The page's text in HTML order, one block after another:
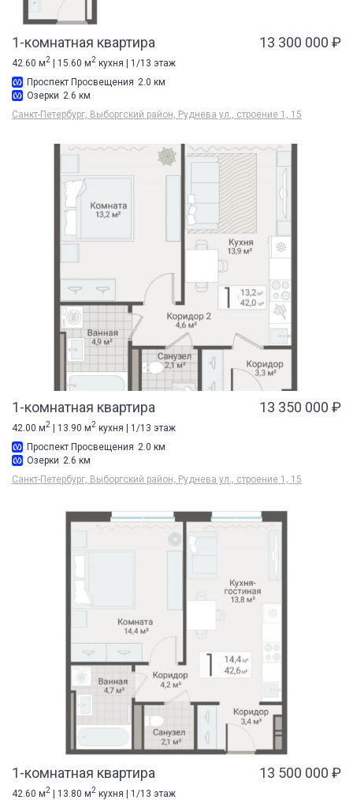
1-комнатная квартира 13 300 000 ₽
42.60 м2 | 15.60 м2 кухня | 1/13 этаж
Проспект Просвещения 2.0 км
Озерки 2.6 км
Санкт-Петербург, Выборгский район, Руднева ул., строение 1, 15
1-комнатная квартира 13 350 000 ₽
42.00 м2 | 13.90 м2 кухня | 1/13 этаж
Проспект Просвещения 2.0 км
Озерки 2.6 км
Санкт-Петербург, Выборгский район, Руднева ул., строение 1, 15
1-комнатная квартира 13 500 000 ₽
42.60 м2 | 13.80 м2 кухня | 1/13 этаж